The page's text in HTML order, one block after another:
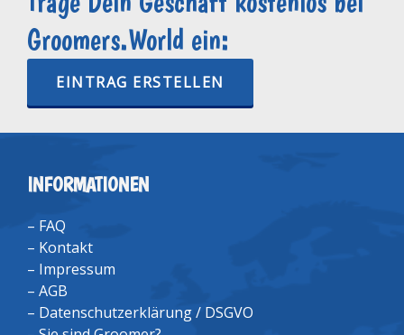
Groomers.World ein:
EINTRAG ERSTELLEN
INFORMATIONEN
– FAQ
– Kontakt
– Impressum
– AGB
– Datenschutzerklärung / DSGVO